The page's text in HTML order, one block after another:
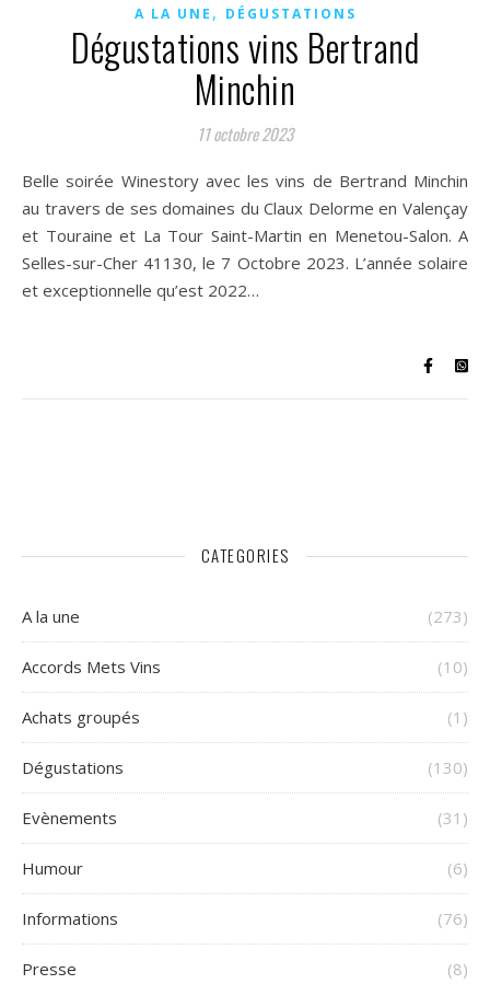
A LA UNE , DÉGUSTATIONS
Dégustations vins Bertrand
Minchin
11 octobre 2023
Belle soirée Winestory avec les vins de Bertrand Minchin
au travers de ses domaines du Claux Delorme en Valençay
et Touraine et La Tour Saint-Martin en Menetou-Salon. A
Selles-sur-Cher 41130, le 7 Octobre 2023. L’année solaire
et exceptionnelle qu’est 2022…
CATEGORIES
A la une (273)
Accords Mets Vins (10)
Achats groupés (1)
Dégustations (130)
Evènements (31)
Humour (6)
Informations (76)
Presse (8)